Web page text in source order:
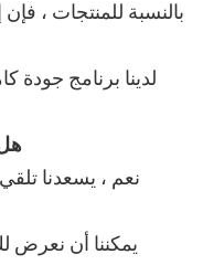
بالنسبة للمنتجات ،
لدينا برنامج جودة
نعم ، يسعدنا
يمكننا أن نعرض